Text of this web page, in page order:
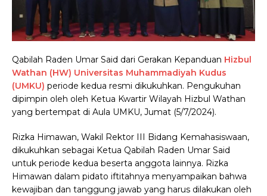
Qabilah Raden Umar Said dari Gerakan Kepanduan Hizbul
Wathan (HW) Universitas Muhammadiyah Kudus
(UMKU) periode kedua resmi dikukuhkan. Pengukuhan
dipimpin oleh oleh Ketua Kwartir Wilayah Hizbul Wathan
yang bertempat di Aula UMKU, Jumat (5/7/2024).
Rizka Himawan, Wakil Rektor III Bidang Kemahasiswaan,
dikukuhkan sebagai Ketua Qabilah Raden Umar Said
untuk periode kedua beserta anggota lainnya. Rizka
Himawan dalam pidato iftitahnya menyampaikan bahwa
kewajiban dan tanggung jawab yang harus dilakukan oleh